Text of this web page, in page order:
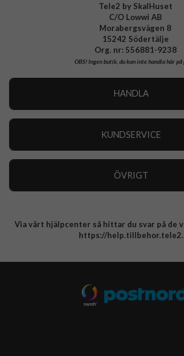
Tele2 by SkalHuset
C/O Lowwi AB
Morabergsvägen 8
15242 Södertälje
Org. nr: 556881-9238
OBS!Ingen butik, du kan inte handla här på
HANDLA
KUNDSERVICE
ÖVRIGT
Integritetspolicy
Via vårt hjälpcenter så hittar du svar på de
https://